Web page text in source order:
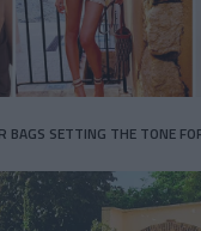
BAGS SETTING THE TONE